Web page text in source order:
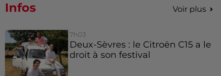
Infos Voir plus
7h03
Deux-Sèvres : le Citroën C15 a le
droit à son festival